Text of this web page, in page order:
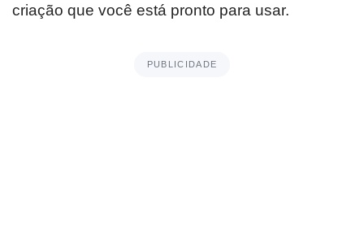
criação que você está pronto para usar.
PUBLICIDADE